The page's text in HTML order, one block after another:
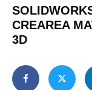
CREAREA
3D